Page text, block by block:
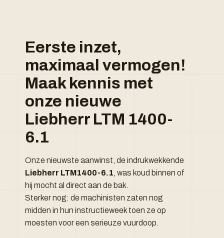
Eerste inzet,
maximaal vermogen!
Maak kennis met
onze nieuwe
Liebherr LTM 1400-
6.1
Onze nieuwste aanwinst, de indrukwekkende
Liebherr LTM1400-6.1 , was koud binnen of
hij mocht al direct aan de bak.
Sterker nog: de machinisten zaten nog
midden in hun instructieweek toen ze op
moesten voor een serieuze vuurdoop.